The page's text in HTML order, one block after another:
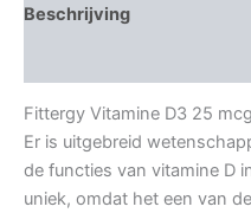
Beschrijving
Fittergy Vitamine D3 25
Er is uitgebreid
de functies van vitamine D
uniek, omdat het een van